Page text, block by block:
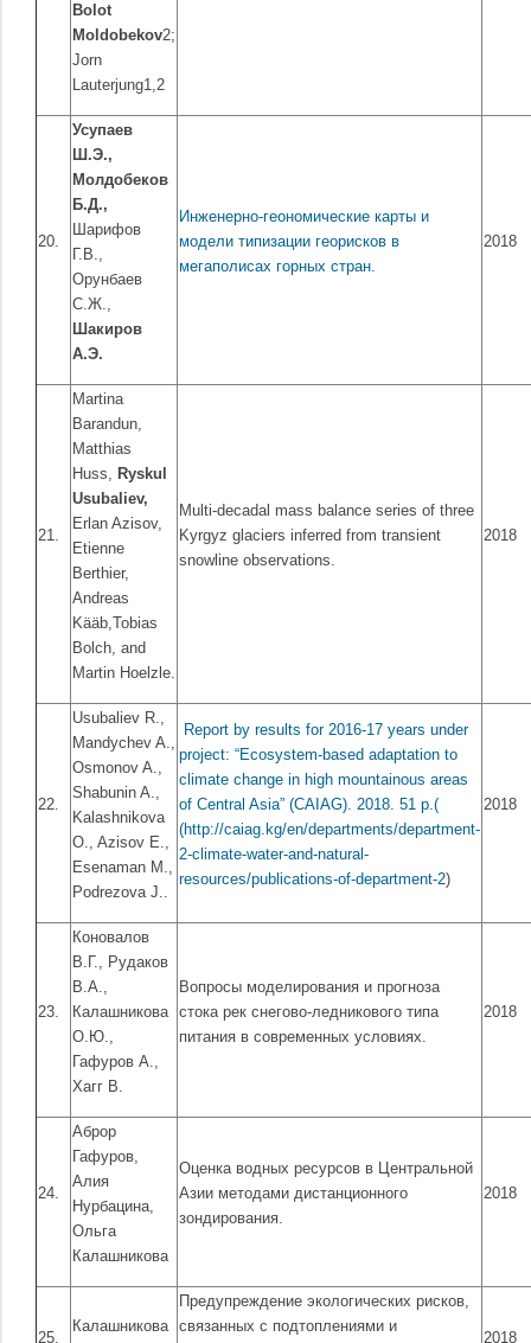
Bolot
Moldobekov2;
Jorn
Lauterjung1,2
20.
Усупаев
Ш.Э.,
Молдобеков
Б.Д.,
Шарифов
Г.В.,
Орунбаев
С.Ж.,
Шакиров
А.Э.
Инженерно-геономические карты и
модели типизации георисков в
мегаполисах горных стран.
2018
21.
Martina
Barandun,
Matthias
Huss, Ryskul
Usubaliev,
Erlan Azisov,
Etienne
Berthier,
Andreas
Kääb,Tobias
Bolch, and
Martin Hoelzle.
Multi-decadal mass balance series of three
Kyrgyz glaciers inferred from transient
snowline observations.
2018
22.
Usubaliev R.,
Mandychev A.,
Osmonov A.,
Shabunin A.,
Kalashnikova
O., Azisov E.,
Esenaman M.,
Podrezova J..
Report by results for 2016-17 years under
project: “Ecosystem-based adaptation to
climate change in high mountainous areas
of Central Asia” (CAIAG). 2018. 51 p.(
(http://caiag.kg/en/departments/department-
2-climate-water-and-natural-
resources/publications-of-department-2)
2018
23.
Коновалов
В.Г., Рудаков
В.А.,
Калашникова
О.Ю.,
Гафуров А.,
Хагг В.
Вопросы моделирования и прогноза
стока рек снегово-ледникового типа
питания в современных условиях.
2018
24.
Аброр
Гафуров,
Алия
Нурбацина,
Ольга
Калашникова
Оценка водных ресурсов в Центральной
Азии методами дистанционного
зондирования.
2018
25.
Калашникова
Предупреждение экологических рисков,
связанных с подтоплениями и
2018